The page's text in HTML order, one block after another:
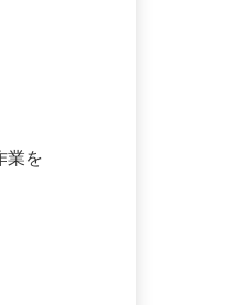
業を